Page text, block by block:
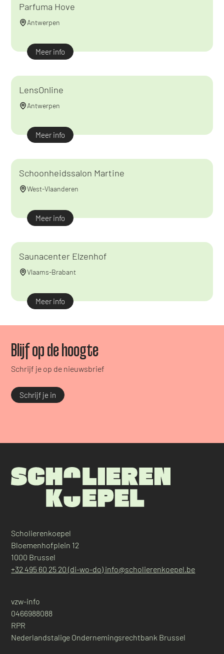
Parfuma Hove
Antwerpen
Meer info
LensOnline
Antwerpen
Meer info
Schoonheidssalon Martine
West-Vlaanderen
Meer info
Saunacenter Elzenhof
Vlaams-Brabant
Meer info
Blijf op de hoogte
Schrijf je op de nieuwsbrief
Schrijf je in
Scholierenkoepel
Bloemenhofplein 12
1000 Brussel
+32 495 60 25 20 (di-wo-do) info@scholierenkoepel.be
vzw-info
0466988088
RPR
Nederlandstalige Ondernemingsrechtbank Brussel